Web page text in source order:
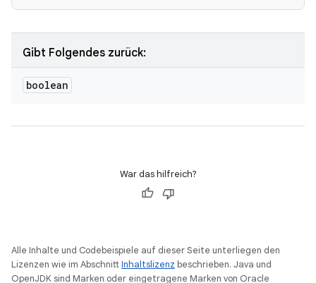
Gibt Folgendes zurück:
boolean
War das hilfreich?
Alle Inhalte und Codebeispiele auf dieser Seite unterliegen den
Lizenzen wie im AbschnittInhaltslizenz beschrieben. Java und
OpenJDK sind Marken oder eingetragene Marken von Oracle